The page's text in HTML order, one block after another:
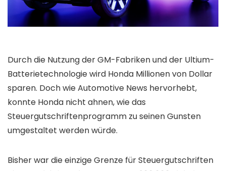
Durch die Nutzung der GM-Fabriken und der Ultium-
Batterietechnologie wird Honda Millionen von Dollar
sparen. Doch wie Automotive News hervorhebt,
konnte Honda nicht ahnen, wie das
Steuergutschriftenprogramm zu seinen Gunsten
umgestaltet werden würde.
Bisher war die einzige Grenze für Steuergutschriften